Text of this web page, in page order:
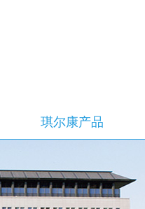
琪尔康产品